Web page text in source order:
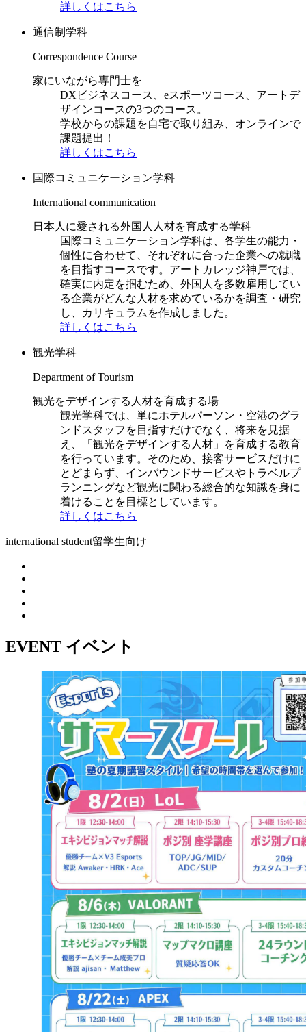
詳しくはこちら
通信制学科
Correspondence Course
家にいながら専門士を
DXビジネスコース、eスポーツコース、アートデ
ザインコースの3つのコース。
学校からの課題を自宅で取り組み、オンラインで
課題提出！
詳しくはこちら
国際コミュニケーション学科
International communication
日本人に愛される外国人人材を育成する学科
国際コミュニケーション学科は、各学生の能力・
個性に合わせて、それぞれに合った企業への就職
を目指すコースです。アートカレッジ神戸では、
確実に内定を掴むため、外国人を多数雇用してい
る企業がどんな人材を求めているかを調査・研究
し、カリキュラムを作成しました。
詳しくはこちら
観光学科
Department of Tourism
観光をデザインする人材を育成する場
観光学科では、単にホテルパーソン・空港のグラ
ンドスタッフを目指すだけでなく、将来を見据
え、「観光をデザインする人材」を育成する教育
を行っています。そのため、接客サービスだけに
とどまらず、インバウンドサービスやトラベルプ
ランニングなど観光に関わる総合的な知識を身に
着けることを目標としています。
詳しくはこちら
international student留学生向け
EVENT イベント